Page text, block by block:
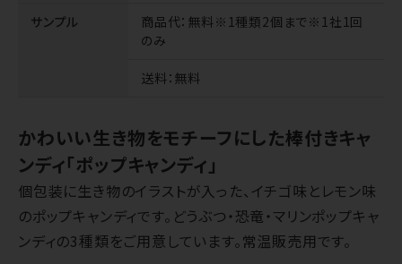
サンプル 商品代：無料※1種類2個まで※1社1回
のみ
送料：無料
かわいい生き物をモチーフにした棒付きキャ
ンディ「ポップキャンディ」
個包装に生き物のイラストが入った、イチゴ味とレモン味
のポップキャンディです。どうぶつ・恐竜・マリンポップキャ
ンディの3種類をご用意しています。常温販売用です。